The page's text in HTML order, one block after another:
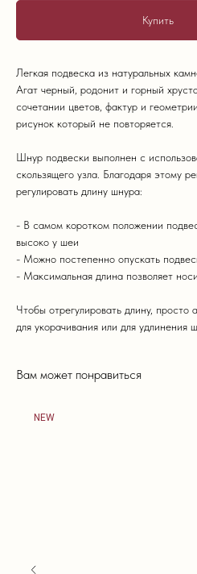
Купить
Легкая подвеска из натуральных
Агат черный, родонит и горный
сочетании цветов, фактур и
рисунок который не повторяется.
Шнур подвески выполнен с
скользящего узла. Благодаря этому
регулировать длину шнура:
- В самом коротком положении
высоко у шеи
- Можно постепенно опускать
- Максимальная длина позволяет
Чтобы отрегулировать длину, просто
для укорачивания или для удлинения
Вам может понравиться
NEW